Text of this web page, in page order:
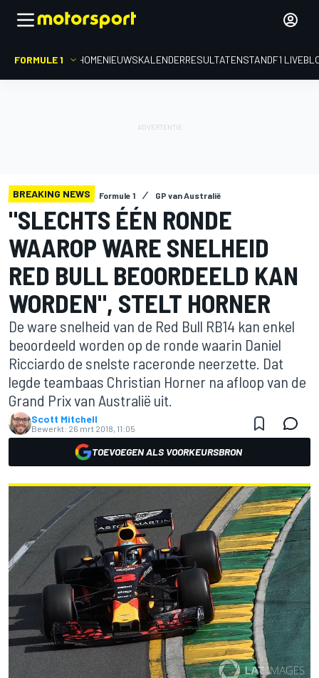
FORMULE 1 HOMENIEUWSKALENDERRESULTATENSTANDF1
BREAKING NEWS Formule 1 GP van Australië
"SLECHTS ÉÉN RONDE
WAAROP WARE SNELHEID
RED BULL BEOORDEELD KAN
WORDEN", STELT HORNER
De ware snelheid van de Red Bull RB14 kan enkel
beoordeeld worden op de ronde waarin Daniel
Ricciardo de snelste raceronde neerzette. Dat
legde teambaas Christian Horner na afloop van de
Grand Prix van Australië uit.
Scott Mitchell
Bewerkt: 26 mrt 2018, 11:05
TOEVOEGEN ALS VOORKEURSBRON